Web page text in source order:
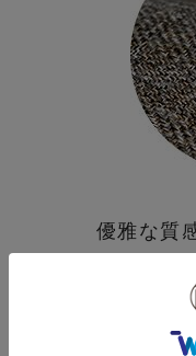
優雅な質
ヘリンボーン柄
ウールのよ